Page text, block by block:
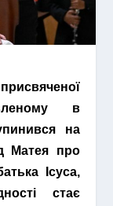
в
на
Матея про
Ісуса,
стає